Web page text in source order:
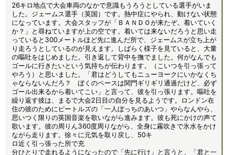
26キロ地点で大会車両のなかで意識もうろうとしている選手がいま
した。ジェームス選手（英国）です。熱中症にやられ、動けない状態
になっています。大会スタッフが「ＢＡＮＤＯが来たぞ。着いていく
か？」と尋ねていますが上の空です。着いては来ないだろうと思い走
っていると300メートルほど先に進んだ所で、ジェームスが立ち上が
り走ろうとしているのが見えます。しばらく様子を見ていると、大量
の嘔吐をはじめました。引き返して背中を撫でました。何がなんでも
ゴールに行きたいという気持ちが伝わります。（こいつを引っ張って
やろう）と思いました。「君はどうしてもニューヨークにいかなくち
ゃならないんだろ？ ぼくのペースは関門ギリギリ通過だけど、必ず
ゴール出来るから着いてこい」と言って、彼を引っ張ります。嘔吐を
繰り返す彼は、まるで大会2日目の自分を見るようです。ロンドン在
住の彼のためにビートルズの「一人ぼっちのあいつ」やらなんやら、
思いつく限りの英国音楽を歌いながら進みます。彼も死にかけの声て
歌います。彼の周りん360度周りながら、全身に霧吹きで氷水をかけ
ながら走ります。徐々に元気を取り戻し、50キ
ロ近く引っ張った所で充
分ひとりで走れるようになったので「先に行け」と言うと、「君と一